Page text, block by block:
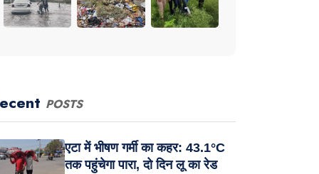
POSTS
एटा में भीषण गर्मी का कहर: 43.1°C
तक पहुंचेगा पारा, दो दिन लू का रेड